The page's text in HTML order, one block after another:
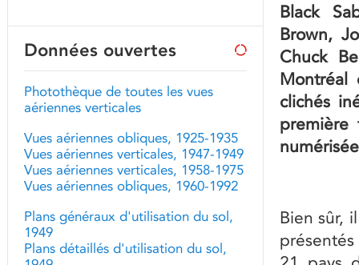
Black
Brown,
Chuck
Montréal
clichés
première
Bien sûr,
Données ouvertes
Photothèque de toutes les vues
aériennes verticales
Vues aériennes obliques, 1925-1935
Vues aériennes verticales, 1947-1949
Vues aériennes verticales, 1958-1975
Vues aériennes obliques, 1960-1992
Plans généraux d'utilisation du sol,
1949
Plans détaillés d'utilisation du sol,